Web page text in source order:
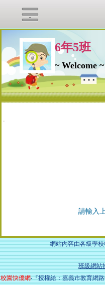
6年5班
~ Welcome ~
:::
請輸入
網站內容由各級學
班級網站
校園快優網‧『授權給：嘉義市教育網